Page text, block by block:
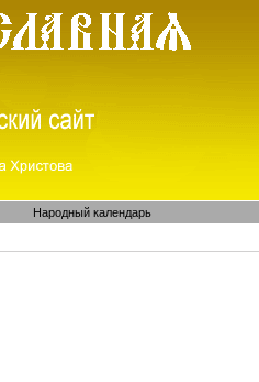
Народный календарь